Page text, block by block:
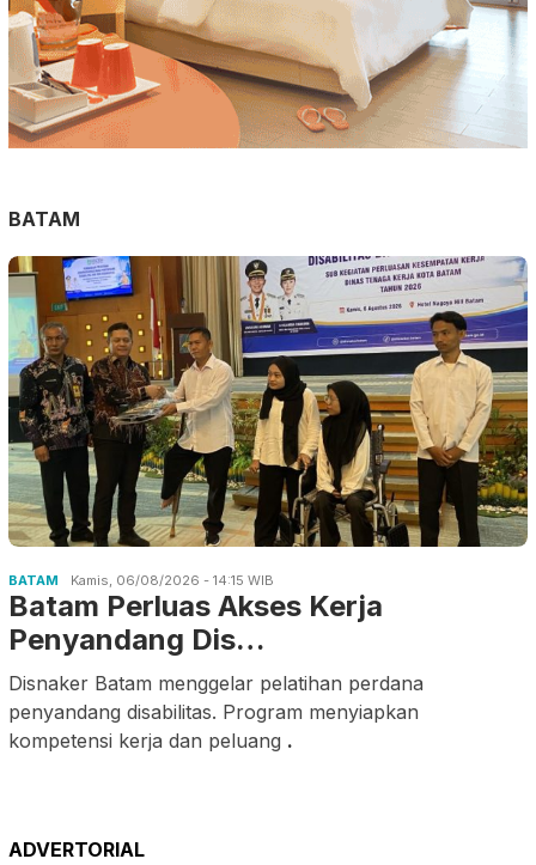
BATAM
BATAM Kamis, 06/08/2026 - 14:15 WIB
Batam Perluas Akses Kerja
Penyandang Dis…
Disnaker Batam menggelar pelatihan perdana
penyandang disabilitas. Program menyiapkan
kompetensi kerja dan peluang .
ADVERTORIAL